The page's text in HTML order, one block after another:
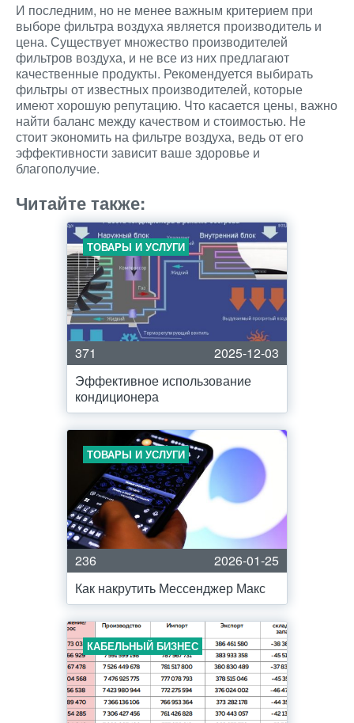
И последним, но не менее важным критерием при
выборе фильтра воздуха является производитель и
цена. Существует множество производителей
фильтров воздуха, и не все из них предлагают
качественные продукты. Рекомендуется выбирать
фильтры от известных производителей, которые
имеют хорошую репутацию. Что касается цены, важно
найти баланс между качеством и стоимостью. Не
стоит экономить на фильтре воздуха, ведь от его
эффективности зависит ваше здоровье и
благополучие.
Читайте также:
ТОВАРЫ И УСЛУГИ
371
2025-12-03
Эффективное использование
кондиционера
ТОВАРЫ И УСЛУГИ
236
2026-01-25
Как накрутить Мессенджер Макс
КАБЕЛЬНЫЙ БИЗНЕС